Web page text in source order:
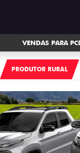
VENDAS PARA
PRODUTOR RURAL